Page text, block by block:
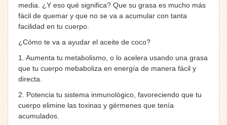
media. ¿Y eso qué significa? Que su grasa es mucho más
fácil de quemar y que no se va a acumular con tanta
facilidad en tu cuerpo.
¿Cómo te va a ayudar el aceite de coco?
1. Aumenta tu metabolismo, o lo acelera usando una grasa
que tu cuerpo mebaboliza en energía de manera fácil y
directa.
2. Potencia tu sistema inmunológico, favoreciendo que tu
cuerpo elimine las toxinas y gérmenes que tenía
acumulados.